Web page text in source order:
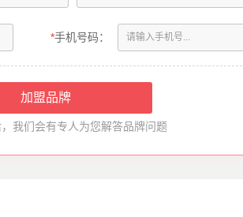
*手机号码：
我们会有专人为您解答品牌问题